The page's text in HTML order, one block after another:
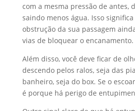
com a mesma pressão de antes,
saindo menos água. Isso
obstrução da sua passagem
vias de bloquear o encanamento.
Além disso, você deve ficar de
descendo pelos ralos, seja das
banheiro, seja do box. Se o
é porque há perigo de